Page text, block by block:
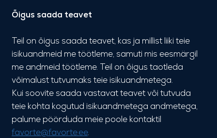
Õigus saada teavet
Teil on õigus saada teavet, kas ja millist liiki teie
isikuandmeid me töötleme, samuti mis eesmärgil
me andmeid töötleme. Teil on õigus taotleda
võimalust tutvumaks teie isikuandmetega.
Kui soovite saada vastavat teavet või tutvuda
teie kohta kogutud isikuandmetega andmetega,
palume pöörduda meie poole kontaktil
favorte@favorte.ee.